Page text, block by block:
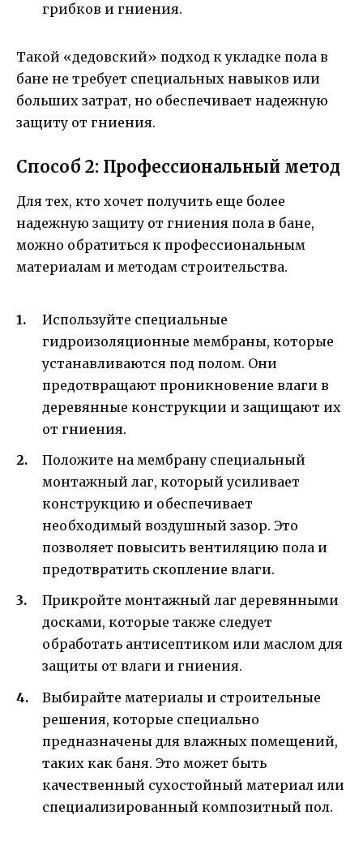
грибков и гниения.
Такой «дедовский» подход к укладке пола в
бане не требует специальных навыков или
больших затрат, но обеспечивает надежную
защиту от гниения.
Способ 2: Профессиональный метод
Для тех, кто хочет получить еще более
надежную защиту от гниения пола в бане,
можно обратиться к профессиональным
материалам и методам строительства.
Используйте специальные
гидроизоляционные мембраны, которые
устанавливаются под полом. Они
предотвращают проникновение влаги в
деревянные конструкции и защищают их
от гниения.
Положите на мембрану специальный
монтажный лаг, который усиливает
конструкцию и обеспечивает
необходимый воздушный зазор. Это
позволяет повысить вентиляцию пола и
предотвратить скопление влаги.
Прикройте монтажный лаг деревянными
досками, которые также следует
обработать антисептиком или маслом для
защиты от влаги и гниения.
Выбирайте материалы и строительные
решения, которые специально
предназначены для влажных помещений,
таких как баня. Это может быть
качественный сухостойный материал или
специализированный композитный пол.